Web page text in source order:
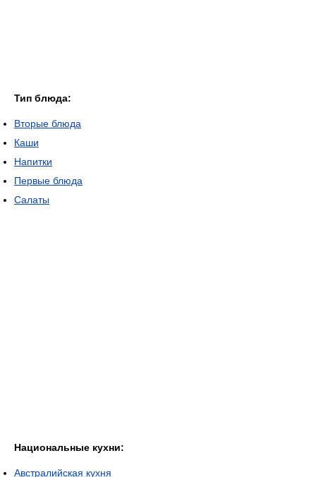
Тип блюда:
Вторые блюда
Каши
Напитки
Первые блюда
Салаты
Национальные кухни:
Австралийская кухня